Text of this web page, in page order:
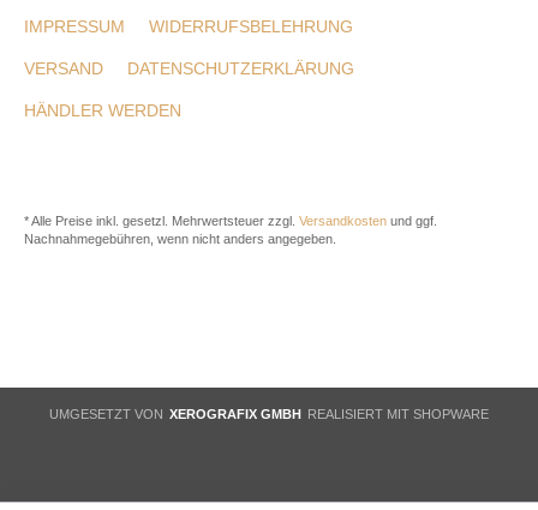
IMPRESSUM WIDERRUFSBELEHRUNG
VERSAND DATENSCHUTZERKLÄRUNG
HÄNDLER WERDEN
* Alle Preise inkl. gesetzl. Mehrwertsteuer zzgl. Versandkosten und ggf.
Nachnahmegebühren, wenn nicht anders angegeben.
UMGESETZT VON XEROGRAFIX GMBH REALISIERT MIT SHOPWARE